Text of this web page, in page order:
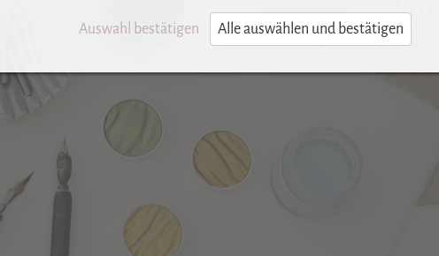
Auswahl bestätigen Alle auswählen und bestätigen